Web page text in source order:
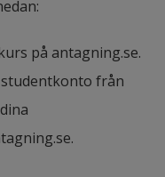
på antagning.se.
från